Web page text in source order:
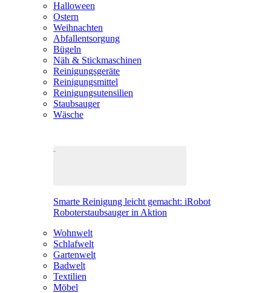
Halloween
Ostern
Weihnachten
Abfallentsorgung
Bügeln
Näh & Stickmaschinen
Reinigungsgeräte
Reinigungsmittel
Reinigungsutensilien
Staubsauger
Wäsche
Smarte Reinigung leicht gemacht: iRobot
Roboterstaubsauger in Aktion
Wohnwelt
Schlafwelt
Gartenwelt
Badwelt
Textilien
Möbel